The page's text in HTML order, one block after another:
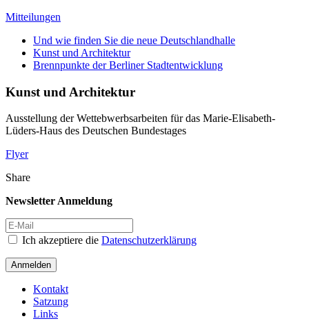
Mitteilungen
Und wie finden Sie die neue Deutschlandhalle
Kunst und Architektur
Brennpunkte der Berliner Stadtentwicklung
Kunst und Architektur
Ausstellung der Wettebwerbsarbeiten für das Marie-Elisabeth-
Lüders-Haus des Deutschen Bundestages
Flyer
Share
Newsletter Anmeldung
Ich akzeptiere die Datenschutzerklärung
Anmelden
Kontakt
Satzung
Links